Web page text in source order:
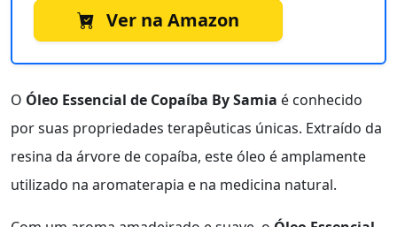
Ver na Amazon
O Óleo Essencial de Copaíba By Samia é conhecido
por suas propriedades terapêuticas únicas. Extraído da
resina da árvore de copaíba, este óleo é amplamente
utilizado na aromaterapia e na medicina natural.